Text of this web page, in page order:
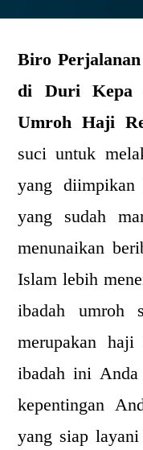
Biro
di Duri Kepa
Umroh Haji
suci untuk
yang
yang sudah
menunaikan
Islam lebih
ibadah umroh
merupakan
ibadah ini Anda
kepentingan
yang siap